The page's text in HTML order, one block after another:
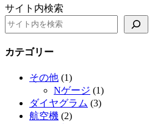
サイト内検索
カテゴリー
その他 (1)
Nゲージ (1)
ダイヤグラム (3)
航空機 (2)